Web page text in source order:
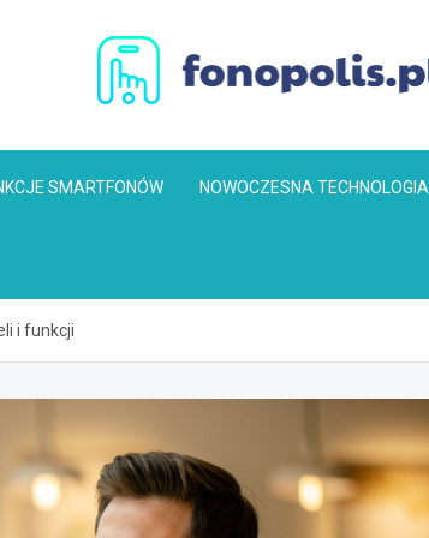
Fonopolis.pl
SMARTFONÓW NOWOCZESNA TECHNOLOGIA
i funkcji